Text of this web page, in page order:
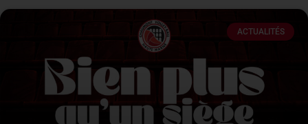
ACTUALITÉS